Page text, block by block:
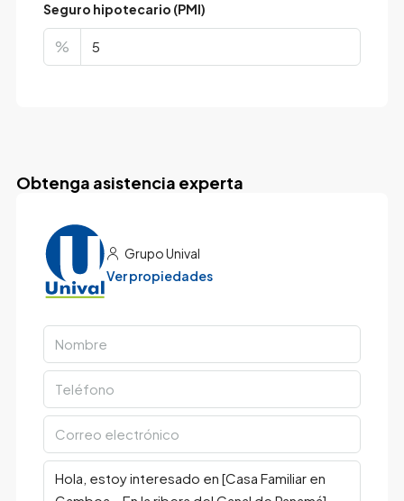
Seguro hipotecario (PMI)
%
Obtenga asistencia experta
Grupo Unival
Ver propiedades